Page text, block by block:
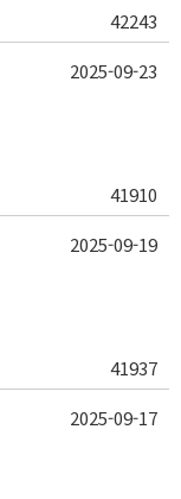
42243
41910
2025-09-23
41937
2025-09-19
2025-09-17